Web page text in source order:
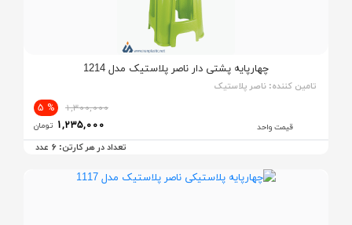
چهارپایه پشتی دار ناصر پلاستیک مدل 1214
تامین کننده: ناصر پلاستیک
قیمت واحد
1,300,000
% 5
1,235,000 تومان
تعداد در هر کارتن: 6 عدد